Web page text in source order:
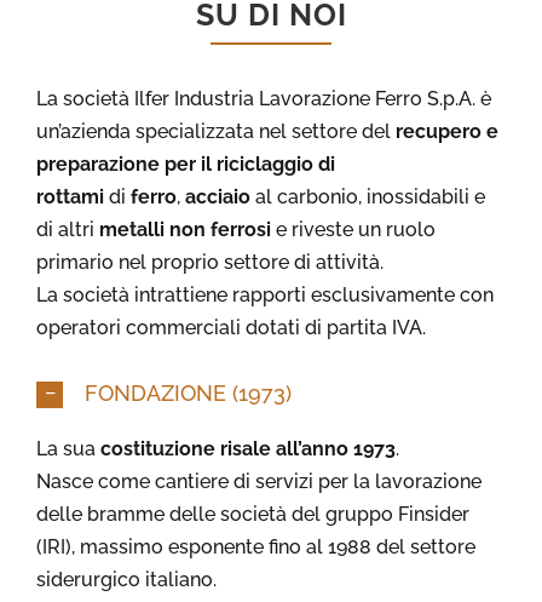
SU DI NOI
La società Ilfer Industria Lavorazione Ferro S.p.A. è
un’azienda specializzata nel settore del recupero e
preparazione per il riciclaggio di
rottami di ferro, acciaio al carbonio, inossidabili e
di altri metalli non ferrosi e riveste un ruolo
primario nel proprio settore di attività.
La società intrattiene rapporti esclusivamente con
operatori commerciali dotati di partita IVA.
FONDAZIONE (1973)
La sua costituzione risale all’anno 1973.
Nasce come cantiere di servizi per la lavorazione
delle bramme delle società del gruppo Finsider
(IRI), massimo esponente fino al 1988 del settore
siderurgico italiano.